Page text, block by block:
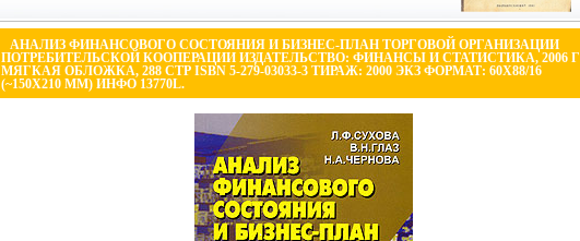
АНАЛИЗ ФИНАНСОВОГО СОСТОЯНИЯ И БИЗНЕС-ПЛАН ТОРГОВОЙ ОРГАНИЗАЦИИ
ПОТРЕБИТЕЛЬСКОЙ КООПЕРАЦИИ ИЗДАТЕЛЬСТВО: ФИНАНСЫ И СТАТИСТИКА, 2006 Г
МЯГКАЯ ОБЛОЖКА, 288 СТР ISBN 5-279-03033-3 ТИРАЖ: 2000 ЭКЗ ФОРМАТ: 60X88/16
(~150X210 ММ) ИНФО 13770L.